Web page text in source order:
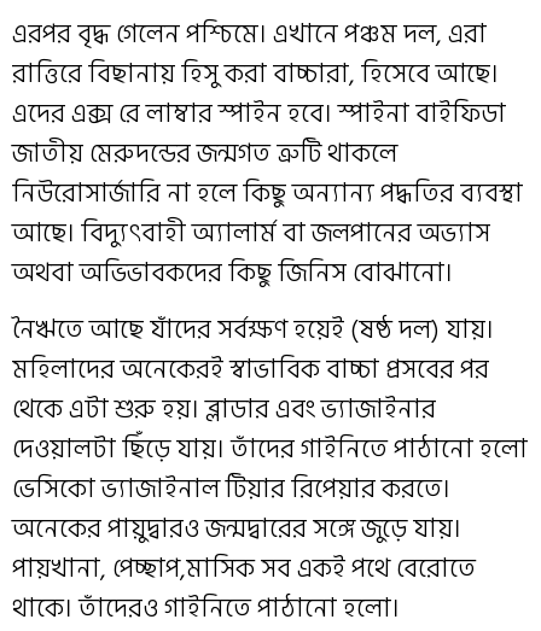
এরপর বৃদ্ধ গেলেন পশ্চিমে। এখানে পঞ্চম দল, এরা
রাত্তিরে বিছানায় হিসু করা বাচ্চারা, হিসেবে আছে।
এদের এক্স রে লাম্বার স্পাইন হবে। স্পাইনা বাইফিডা
জাতীয় মেরুদন্ডের জন্মগত ত্রুটি থাকলে
নিউরোসার্জারি না হলে কিছু অন‍্যান‍্য পদ্ধতির ব‍্যবস্থা
আছে। বিদ‍্যুৎবাহী অ্যালার্ম বা জলপানের অভ‍্যাস
অথবা অভিভাবকদের কিছু জিনিস বোঝানো।
নৈঋতে আছে যাঁদের সর্বক্ষণ হয়েই (ষষ্ঠ দল) যায়।
মহিলাদের অনেকেরই স্বাভাবিক বাচ্চা প্রসবের পর
থেকে এটা শুরু হয়। ব্লাডার এবং ভ‍্যাজাইনার
দেওয়ালটা ছিঁড়ে যায়। তাঁদের গাইনিতে পাঠানো হলো
ভেসিকো ভ‍্যাজাইনাল টিয়ার রিপেয়ার করতে।
অনেকের পায়ুদ্বার‌ও জন্মদ্বারের সঙ্গে জুড়ে যায়।
পায়খানা, পেচ্ছাপ,মাসিক সব এক‌ই পথে বেরোতে
থাকে। তাঁদের‌ও গাইনিতে পাঠানো হলো।